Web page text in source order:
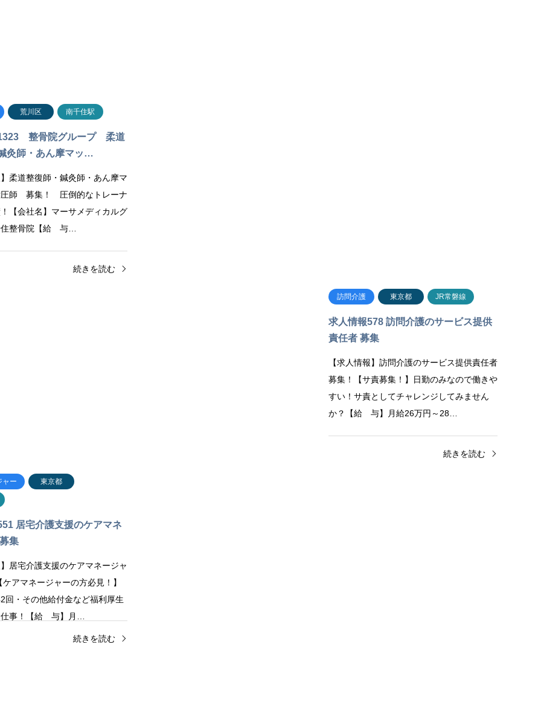
荒川区 南千住駅
整骨院グループ 柔道
灸師・あん摩マッ…
】​柔道整復師・鍼灸師・あん摩マ
圧師 募集！ 圧倒的なトレーナ
【会社名】マーサメディカルグ
住整骨院【給 与…
続きを読む
訪問介護 東京都 JR常磐線
求人情報578 訪問介護のサービス提供
責任者 募集
【求人情報】訪問介護のサービス提供責任者
募集！【サ責募集！】日勤のみなので働きや
すい！サ責としてチャレンジしてみません
か？【給 与】月給26万円～28…
続きを読む
ャー 東京都
居宅介護支援のケアマネ
集
】居宅介護支援のケアマネージャ
アマネージャーの方必見！】
回・その他給付金など福利厚生
事！【給 与】月…
続きを読む